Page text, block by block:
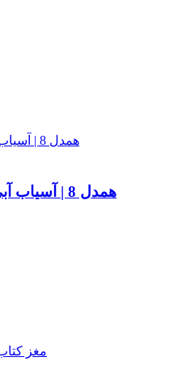
همدل 8 | آسیاب آبی | تعادل در زندگی | حضوری